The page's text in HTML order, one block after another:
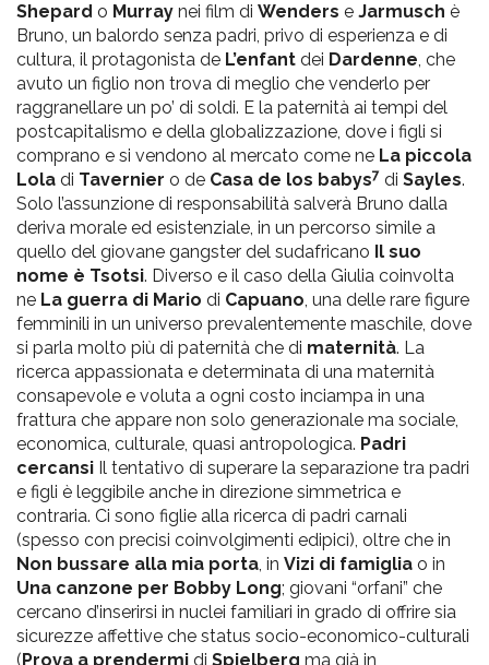
Shepard o Murray nei film di Wenders e Jarmusch è
Bruno, un balordo senza padri, privo di esperienza e di
cultura, il protagonista de L’enfant dei Dardenne, che
avuto un figlio non trova di meglio che venderlo per
raggranellare un po’ di soldi. E la paternità ai tempi del
postcapitalismo e della globalizzazione, dove i figli si
comprano e si vendono al mercato come ne La piccola
Lola di Tavernier o de Casa de los babys7 di Sayles.
Solo l’assunzione di responsabilità salverà Bruno dalla
deriva morale ed esistenziale, in un percorso simile a
quello del giovane gangster del sudafricano Il suo
nome è Tsotsi. Diverso e il caso della Giulia coinvolta
ne La guerra di Mario di Capuano, una delle rare figure
femminili in un universo prevalentemente maschile, dove
si parla molto più di paternità che di maternità. La
ricerca appassionata e determinata di una maternità
consapevole e voluta a ogni costo inciampa in una
frattura che appare non solo generazionale ma sociale,
economica, culturale, quasi antropologica. Padri
cercansi Il tentativo di superare la separazione tra padri
e figli è leggibile anche in direzione simmetrica e
contraria. Ci sono figlie alla ricerca di padri carnali
(spesso con precisi coinvolgimenti edipici), oltre che in
Non bussare alla mia porta, in Vizi di famiglia o in
Una canzone per Bobby Long; giovani “orfani” che
cercano d’inserirsi in nuclei familiari in grado di offrire sia
sicurezze affettive che status socio-economico-culturali
(Prova a prendermi di Spielberg ma già in